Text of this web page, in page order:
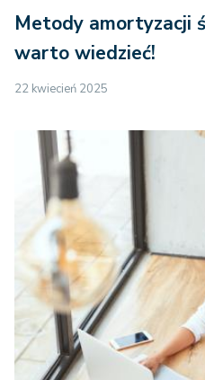
Metody amortyzacji
warto wiedzieć!
22 kwiecień 2025